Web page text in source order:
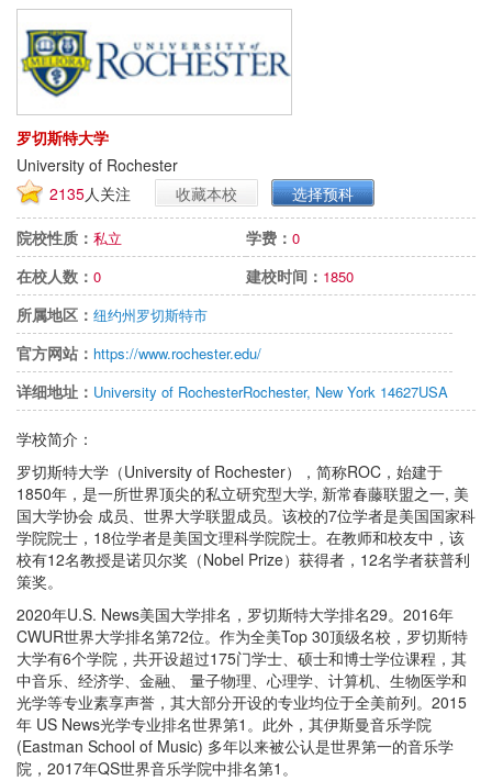
罗切斯特大学
University of Rochester
2135人关注 收藏本校
选择预科
院校性质： 私立 学费： 0
在校人数： 0 建校时间： 1850
所属地区： 纽约州罗切斯特市
官方网站： https://www.rochester.edu/
详细地址： University of RochesterRochester, New York 14627USA
学校简介：
罗切斯特大学（University of Rochester），简称ROC，始建于
1850年，是一所世界顶尖的私立研究型大学, 新常春藤联盟之一, 美
国大学协会 成员、世界大学联盟成员。该校的7位学者是美国国家科
学院院士，18位学者是美国文理科学院院士。在教师和校友中，该
校有12名教授是诺贝尔奖（Nobel Prize）获得者，12名学者获普利
策奖。
2020年U.S. News美国大学排名，罗切斯特大学排名29。2016年
CWUR世界大学排名第72位。作为全美Top 30顶级名校，罗切斯特
大学有6个学院，共开设超过175门学士、硕士和博士学位课程，其
中音乐、经济学、金融、 量子物理、心理学、计算机、生物医学和
光学等专业素享声誉，其大部分开设的专业均位于全美前列。2015
年 US News光学专业排名世界第1。此外，其伊斯曼音乐学院
(Eastman School of Music) 多年以来被公认是世界第一的音乐学
院，2017年QS世界音乐学院中排名第1。